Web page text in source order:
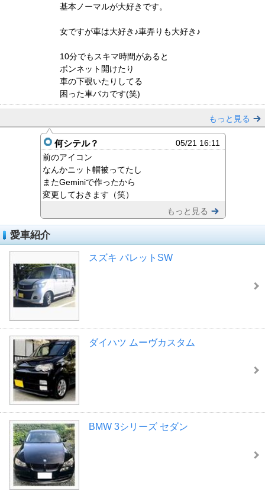
基本ノーマルが大好きです。
女ですが車は大好き♪車弄りも大好き♪
10分でもスキマ時間があると
ボンネット開けたり
車の下覗いたりしてる
困った車バカです(笑)
もっと見る
何シテル？
05/21 16:11
前のアイコン
なんかニット帽被ってたし
またGeminiで作ったから
変更しておきます（笑）
もっと見る
愛車紹介
スズキ パレットSW
ダイハツ ムーヴカスタム
BMW 3シリーズ セダン